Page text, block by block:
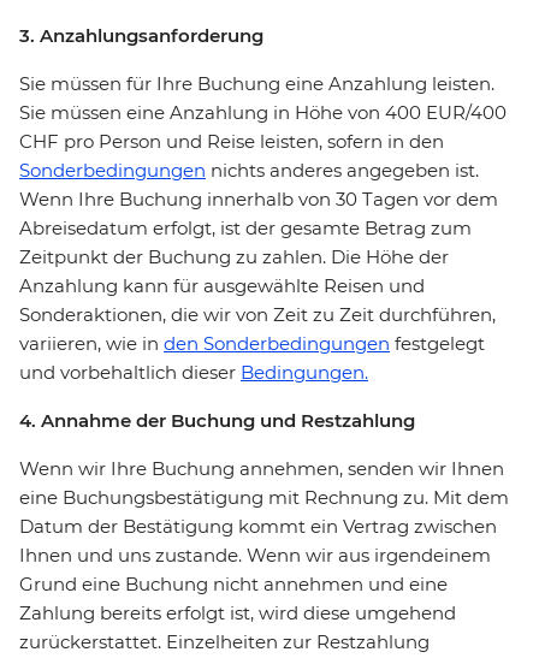
3. Anzahlungsanforderung
Sie müssen für Ihre Buchung eine Anzahlung leisten.
Sie müssen eine Anzahlung in Höhe von 400 EUR/400
CHF pro Person und Reise leisten, sofern in den
Sonderbedingungen nichts anderes angegeben ist.
Wenn Ihre Buchung innerhalb von 30 Tagen vor dem
Abreisedatum erfolgt, ist der gesamte Betrag zum
Zeitpunkt der Buchung zu zahlen. Die Höhe der
Anzahlung kann für ausgewählte Reisen und
Sonderaktionen, die wir von Zeit zu Zeit durchführen,
variieren, wie in den Sonderbedingungen festgelegt
und vorbehaltlich dieser Bedingungen.
4. Annahme der Buchung und Restzahlung
Wenn wir Ihre Buchung annehmen, senden wir Ihnen
eine Buchungsbestätigung mit Rechnung zu. Mit dem
Datum der Bestätigung kommt ein Vertrag zwischen
Ihnen und uns zustande. Wenn wir aus irgendeinem
Grund eine Buchung nicht annehmen und eine
Zahlung bereits erfolgt ist, wird diese umgehend
zurückerstattet. Einzelheiten zur Restzahlung